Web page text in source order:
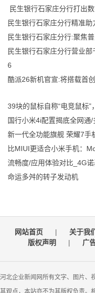
民生银行石家庄分行打出
民生银行石家庄分行精准助
民生银行石家庄分行:聚焦
民生银行石家庄分行营业
6
酷派26新机官宣:将搭载首
39块的鼠标自称“电竞鼠标”
国行小米4i配置揭底全网通
新一代全功能旗舰 荣耀7手
比MIUI更适合小米手机：
流畅度/应用体验对比_4G
命运多舛的转子发动机
网站首页 | 关于我
版权声明
| 广
河北企业新闻网所有文字、图片、
其观点，本站亦不为其版权负责。